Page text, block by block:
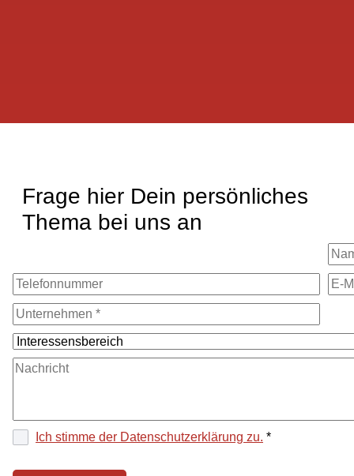
Frage hier Dein persönliches
Thema bei uns an
Ich stimme der Datenschutz­erklärung zu. *